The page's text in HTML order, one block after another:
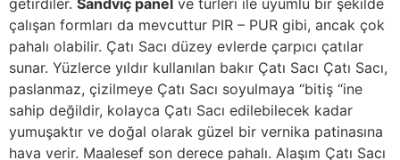
getirdiler. Sandviç panel ve türleri ile uyumlu bir şekilde
çalışan formları da mevcuttur PIR – PUR gibi, ancak çok
pahalı olabilir. Çatı Sacı düzey evlerde çarpıcı çatılar
sunar. Yüzlerce yıldır kullanılan bakır Çatı Sacı Çatı Sacı,
paslanmaz, çizilmeye Çatı Sacı soyulmaya “bitiş “ine
sahip değildir, kolayca Çatı Sacı edilebilecek kadar
yumuşaktır ve doğal olarak güzel bir vernika patinasına
hava verir. Maalesef son derece pahalı. Alaşım Çatı Sacı